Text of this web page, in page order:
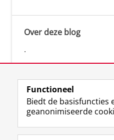
Over deze blog
.
Volg de RUG
Functioneel
Biedt de basisfuncties
geanonimiseerde